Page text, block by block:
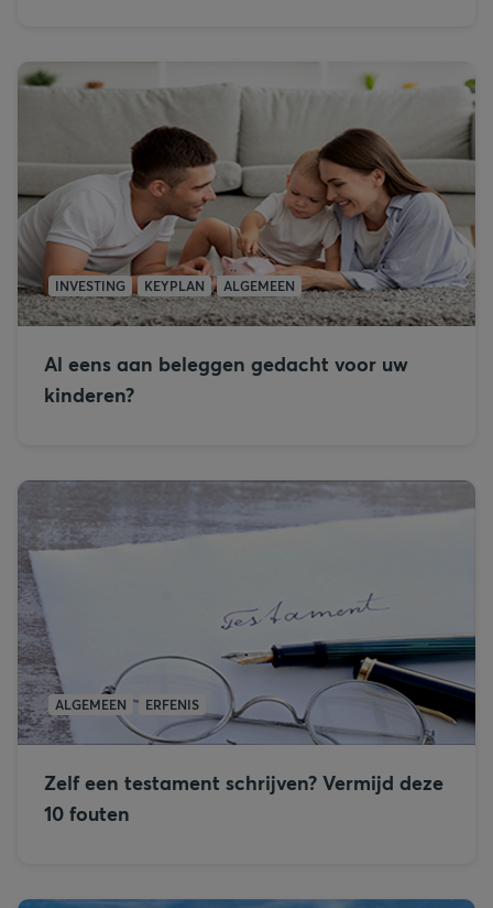
INVESTING KEYPLAN ALGEMEEN
Al eens aan beleggen gedacht voor uw
kinderen?
ALGEMEEN ERFENIS
Zelf een testament schrijven? Vermijd deze
10 fouten